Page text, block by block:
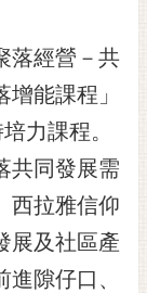
落經營－共
能課程」
力課程。
共同發展需
西拉雅信仰
展及社區產
隙仔口、